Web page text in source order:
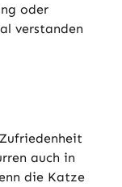
oder
verstanden
auch in
die Katze